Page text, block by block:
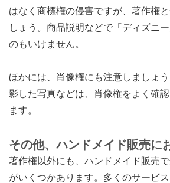
はなく商標権の侵害ですが、著作権
しょう。商品説明などで「ディズニ
のもいけません。
ほかには、肖像権にも注意しましょ
影した写真などは、肖像権をよく確
ます。
その他、ハンドメイド販売に
著作権以外にも、ハンドメイド販売
がいくつかあります。多くのサービ